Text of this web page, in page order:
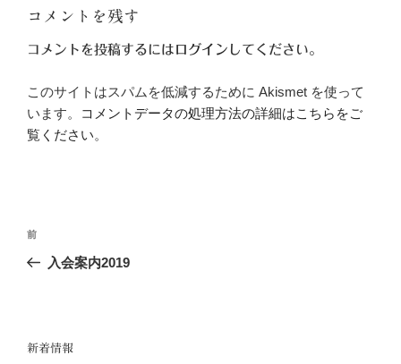
コメントを残す
コメントを投稿するには ログイン してください。
このサイトはスパムを低減するために Akismet を使って
います。
コメントデータの処理方法の詳細はこちらをご
覧ください。
ー
前
の
前
入会案内2019
新着情報